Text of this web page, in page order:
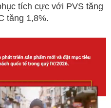
tích cực với PVS tăng
tăng 1,8%.